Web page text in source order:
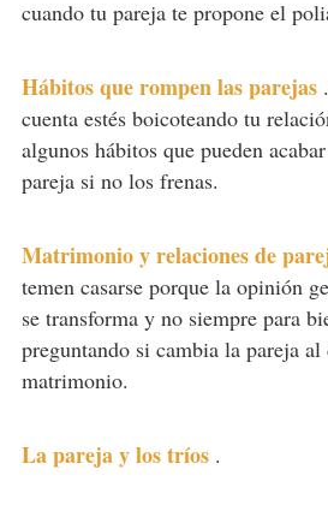
cuando tu pareja te propone el
Hábitos que rompen las parejas .
cuenta estés boicoteando tu
algunos hábitos que pueden
pareja si no los frenas.
Matrimonio y relaciones de
temen casarse porque la opinión
se transforma y no siempre para
preguntando si cambia la pareja
matrimonio.
La pareja y los tríos .